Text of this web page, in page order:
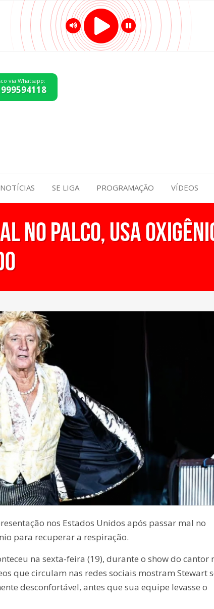
via Whatsapp:
NOTÍCIAS SE LIGA PROGRAMAÇÃO VÍDEOS
no palco, usa
nos Estados Unidos após passar mal no
para recuperar a respiração.
na sexta-feira (19), durante o show do cantor
que circulam nas redes sociais mostram Stewart
desconfortável, antes que sua equipe levasse o